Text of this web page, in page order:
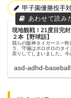
甲子園優勝投手
現地観戦！21度目完
２本【野球話】
我らの阪神タイガース一
ラ、守備はポロポロのタ
戻りしてしまいました。
戦②昨日（8/13）も、...
asd-adhd-